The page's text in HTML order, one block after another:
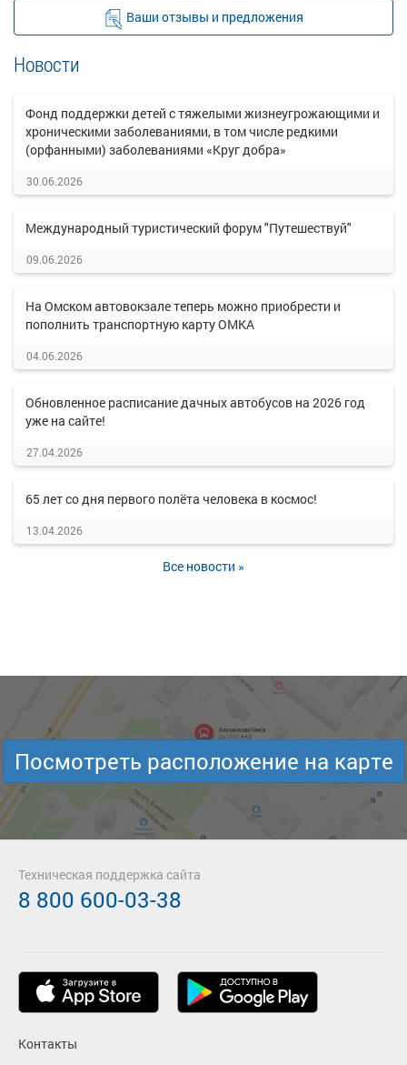
Ваши отзывы и предложения
Новости
Фонд поддержки детей с тяжелыми жизнеугрожающими и
хроническими заболеваниями, в том числе редкими
(орфанными) заболеваниями «Круг добра»
30.06.2026
Международный туристический форум "Путешествуй"
09.06.2026
На Омском автовокзале теперь можно приобрести и
пополнить транспортную карту ОМКА
04.06.2026
Обновленное расписание дачных автобусов на 2026 год
уже на сайте!
27.04.2026
65 лет со дня первого полёта человека в космос!
13.04.2026
Все новости »
Посмотреть расположение на карте
Контакты
Техническая поддержка сайта
8 800 600-03-38